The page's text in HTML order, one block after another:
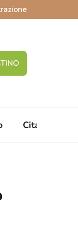
Citazioni da